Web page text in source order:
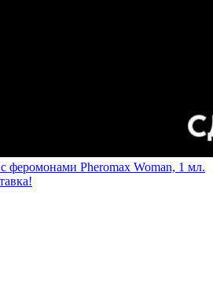
феромонами Pheromax Woman, 1 мл.